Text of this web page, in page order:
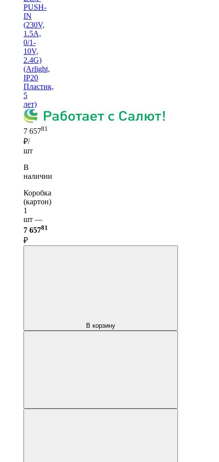
PUSH-
IN
(230V,
1.5A,
0/1-
10V,
2.4G)
(Arlight,
IP20
Пластик,
5
лет)
7 65781
₽/
шт
В
наличии
Коробка
(картон)
1
шт —
7 65781
₽
В корзину